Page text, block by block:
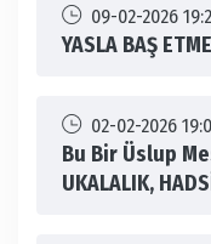
09-02-2026
YASLA BAŞ
02-02-2026
Bu Bir Üslup
UKALALIK,